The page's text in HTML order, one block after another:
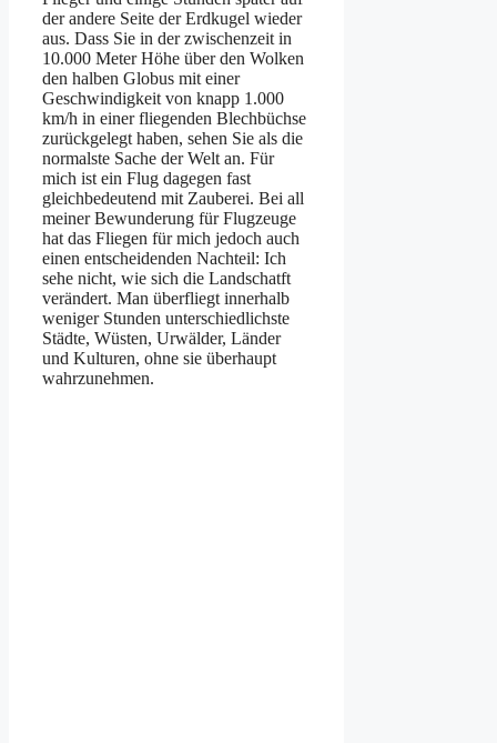
der andere Seite der Erdkugel wieder
aus. Dass Sie in der zwischenzeit in
10.000 Meter Höhe über den Wolken
den halben Globus mit einer
Geschwindigkeit von knapp 1.000
km/h in einer fliegenden Blechbüchse
zurückgelegt haben, sehen Sie als die
normalste Sache der Welt an. Für
mich ist ein Flug dagegen fast
gleichbedeutend mit Zauberei. Bei all
meiner Bewunderung für Flugzeuge
hat das Fliegen für mich jedoch auch
einen entscheidenden Nachteil: Ich
sehe nicht, wie sich die Landschatft
verändert. Man überfliegt innerhalb
weniger Stunden unterschiedlichste
Städte, Wüsten, Urwälder, Länder
und Kulturen, ohne sie überhaupt
wahrzunehmen.